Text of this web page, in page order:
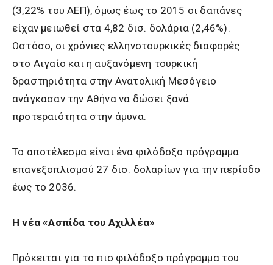
(3,22% του ΑΕΠ), όμως έως το 2015 οι δαπάνες
είχαν μειωθεί στα 4,82 δισ. δολάρια (2,46%).
Ωστόσο, οι χρόνιες ελληνοτουρκικές διαφορές
στο Αιγαίο και η αυξανόμενη τουρκική
δραστηριότητα στην Ανατολική Μεσόγειο
ανάγκασαν την Αθήνα να δώσει ξανά
προτεραιότητα στην άμυνα.
Το αποτέλεσμα είναι ένα φιλόδοξο πρόγραμμα
επανεξοπλισμού 27 δισ. δολαρίων για την περίοδο
έως το 2036.
Η νέα «Ασπίδα του Αχιλλέα»
Πρόκειται για το πιο φιλόδοξο πρόγραμμα του